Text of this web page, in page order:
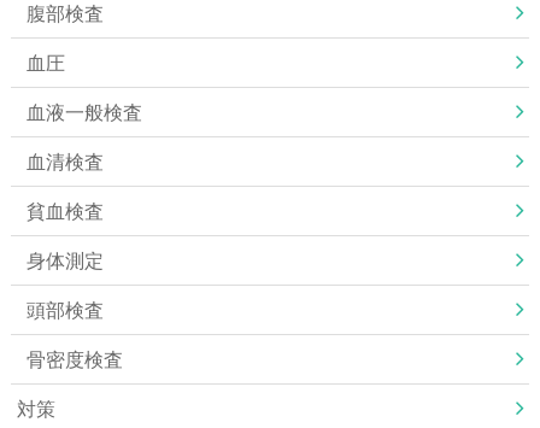
腹部検査
血圧
血液一般検査
血清検査
貧血検査
身体測定
頭部検査
骨密度検査
対策